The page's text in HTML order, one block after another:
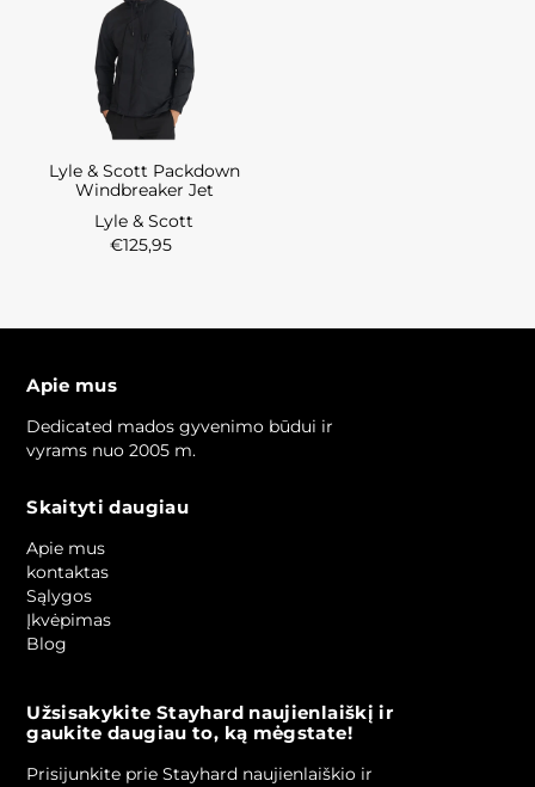
Lyle & Scott Packdown
Windbreaker Jet
Lyle & Scott
€125,95
Apie mus
Dedicated mados gyvenimo būdui ir
vyrams nuo 2005 m.
Skaityti daugiau
Apie mus
kontaktas
Sąlygos
Įkvėpimas
Blog
Užsisakykite Stayhard naujienlaiškį ir
gaukite daugiau to, ką mėgstate!
Prisijunkite prie Stayhard naujienlaiškio ir